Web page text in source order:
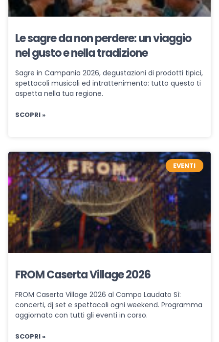
Le sagre da non perdere: un viaggio
nel gusto e nella tradizione
Sagre in Campania 2026, degustazioni di prodotti tipici,
spettacoli musicali ed intrattenimento: tutto questo ti
aspetta nella tua regione.
SCOPRI »
EVENTI
FROM Caserta Village 2026
FROM Caserta Village 2026 al Campo Laudato Sì:
concerti, dj set e spettacoli ogni weekend. Programma
aggiornato con tutti gli eventi in corso.
SCOPRI »